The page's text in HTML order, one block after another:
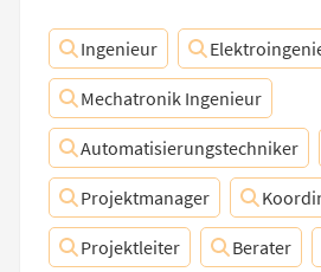
Ingenieur
Mechatronik Ingenieur
Automatisierungstechniker
Projektmanager
Projektleiter Berater